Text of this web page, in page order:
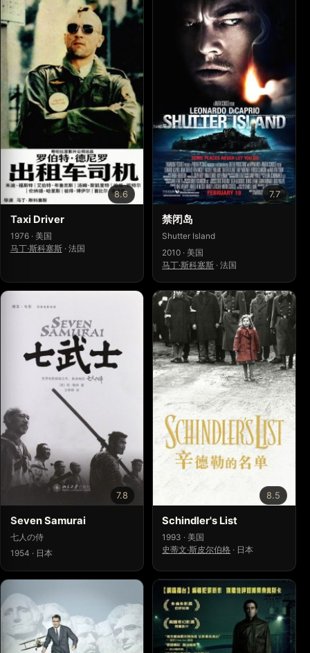
8.6
Taxi Driver
1976 · 美国
马丁·斯科塞斯 · 法国
7.7
禁闭岛
Shutter Island
2010 · 美国
马丁·斯科塞斯 ·法国
7.8
Seven Samurai
七人の侍
1954 · 日本
8.5
Schindler's List
1993 · 美国
史蒂文·斯皮尔伯格 · 日本